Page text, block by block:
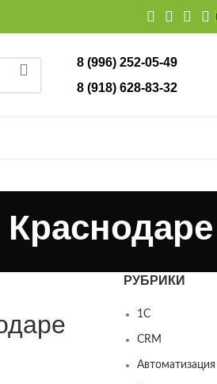
8 (996) 252-05-49
8 (918) 628-83-32
РУБРИКИ
1С
CRM
Автоматизация